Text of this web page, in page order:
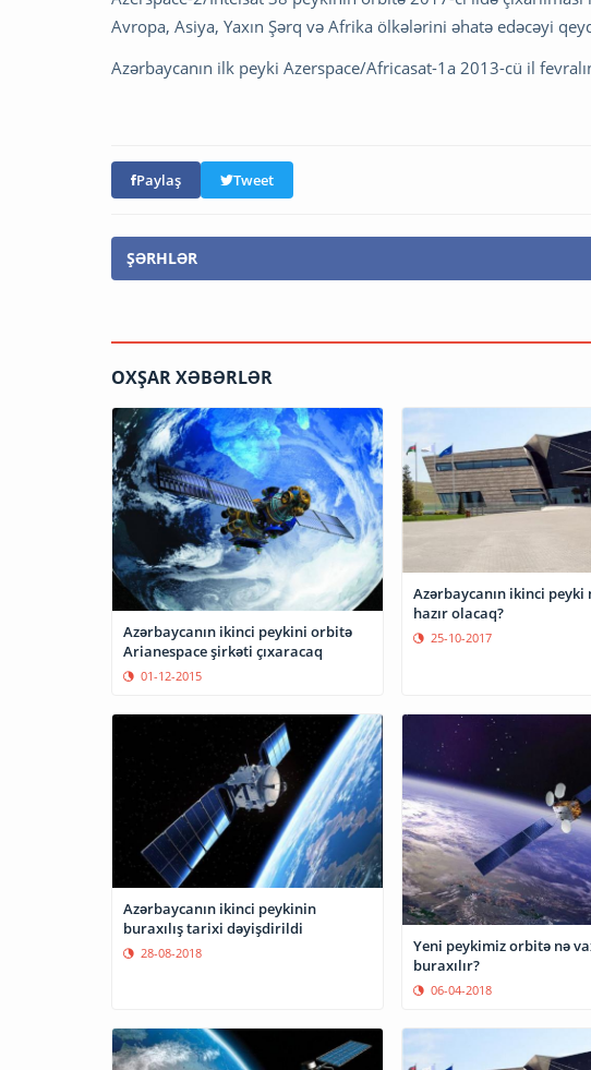
Avropa, Asiya, Yaxın Şərq və Afrika ölkələrini əhatə edəcəyi
Azərbaycanın ilk peyki Azerspace/Africasat-1a 2013-cü il
Paylaş Tweet
ŞƏRHLƏR
OXŞAR XƏBƏRLƏR
Azərbaycanın ikinci peykini orbitə
Arianespace şirkəti çıxaracaq
01-12-2015
Azərbaycanın ikinci peyki
hazır olacaq?
25-10-2017
Azərbaycanın ikinci peykinin
buraxılış tarixi dəyişdirildi
28-08-2018
Yeni peykimiz orbitə nə
buraxılır?
06-04-2018